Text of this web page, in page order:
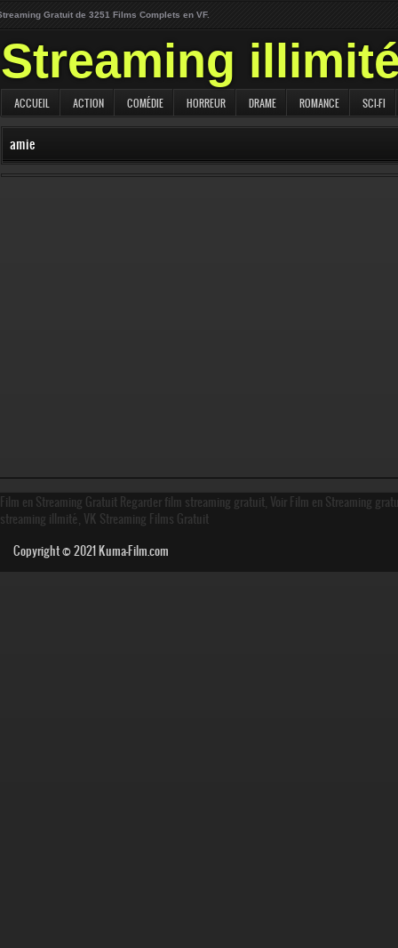
Gratuit de 3251 Films Complets en VF.
Streaming
ACCUEIL ACTION COMÉDIE HORREUR DRAME ROMANCE SCI-FI
amie
Film en Streaming Gratuit Regarder film streaming gratuit, Voir Film en Streaming
streaming illmité, VK Streaming Films Gratuit
Copyright © 2021Kuma-Film.com